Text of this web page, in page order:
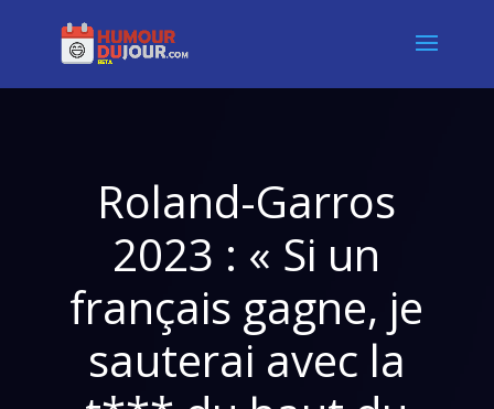
Roland-Garros
2023 : « Si un
français gagne, je
sauterai avec la